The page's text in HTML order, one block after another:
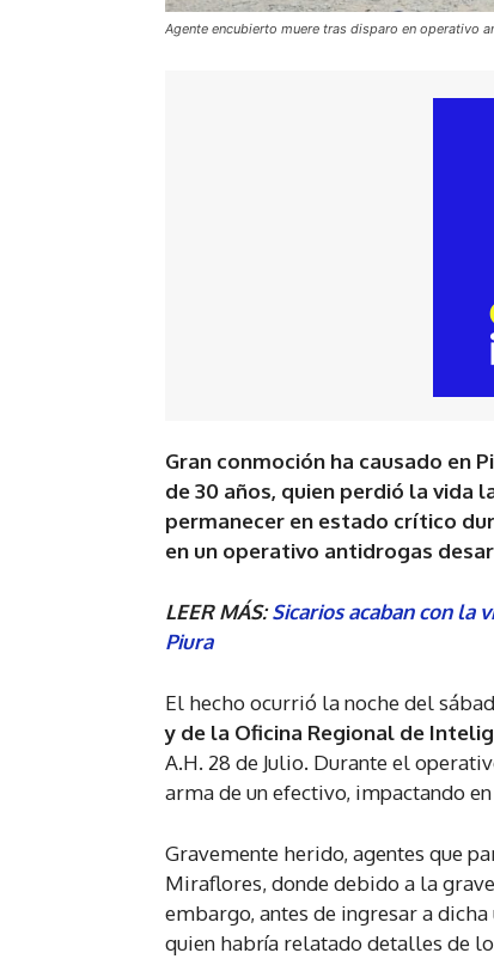
Agente encubierto muere tras disparo en operativo
Gran conmoción ha causado en
de 30 años, quien perdió la vida
permanecer en estado crítico
en un operativo antidrogas
LEER MÁS:Sicarios acaban con la
Piura
El hecho ocurrió la noche del
y de la Oficina Regional de
A.H. 28 de Julio. Durante el
arma de un efectivo, impactando
Gravemente herido, agentes que
Miraflores, donde debido a la
embargo, antes de ingresar a
quien habría relatado detalles de